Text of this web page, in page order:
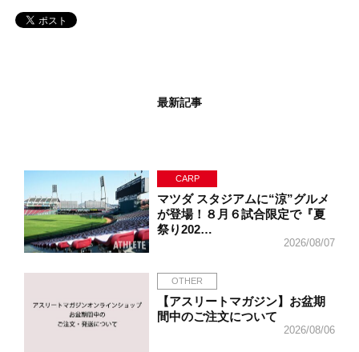
最新記事
CARP
マツダ スタジアムに“涼”グルメ
が登場！８月６試合限定で『夏
祭り202…
2026/08/07
OTHER
【アスリートマガジン】お盆期
間中のご注文について
2026/08/06